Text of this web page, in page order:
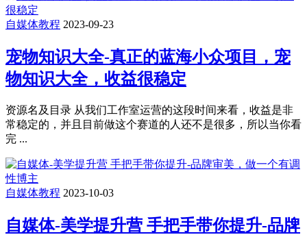
自媒体教程 2023-09-23
宠物知识大全-真正的蓝海小众项目，宠
物知识大全，收益很稳定
资源名及目录 从我们工作室运营的这段时间来看，收益是非
常稳定的，并且目前做这个赛道的人还不是很多，所以当你看
完 ...
自媒体教程 2023-10-03
自媒体-美学提升营 手把手带你提升-品牌